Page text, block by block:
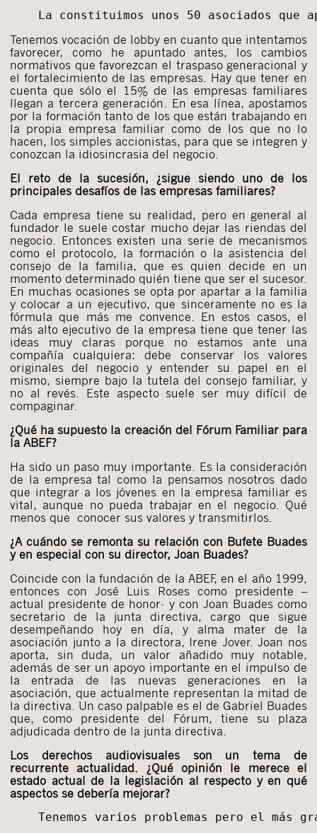
La constituimos unos 50 asociados que
Tenemos vocación de lobby en cuanto que intentamos
favorecer, como he apuntado antes, los cambios
normativos que favorezcan el traspaso generacional y
el fortalecimiento de las empresas. Hay que tener en
cuenta que sólo el 15% de las empresas familiares
llegan a tercera generación. En esa línea, apostamos
por la formación tanto de los que están trabajando en
la propia empresa familiar como de los que no lo
hacen, los simples accionistas, para que se integren y
conozcan la idiosincrasia del negocio.
El reto de la sucesión, ¿sigue siendo uno de los
principales desafíos de las empresas familiares?
Cada empresa tiene su realidad, pero en general al
fundador le suele costar mucho dejar las riendas del
negocio. Entonces existen una serie de mecanismos
como el protocolo, la formación o la asistencia del
consejo de la familia, que es quien decide en un
momento determinado quién tiene que ser el sucesor.
En muchas ocasiones se opta por apartar a la familia
y colocar a un ejecutivo, que sinceramente no es la
fórmula que más me convence. En estos casos, el
más alto ejecutivo de la empresa tiene que tener las
ideas muy claras porque no estamos ante una
compañía cualquiera: debe conservar los valores
originales del negocio y entender su papel en el
mismo, siempre bajo la tutela del consejo familiar, y
no al revés. Este aspecto suele ser muy difícil de
compaginar.
¿Qué ha supuesto la creación del Fórum Familiar para
la ABEF?
Ha sido un paso muy importante. Es la consideración
de la empresa tal como la pensamos nosotros dado
que integrar a los jóvenes en la empresa familiar es
vital, aunque no pueda trabajar en el negocio. Qué
menos que conocer sus valores y transmitirlos.
¿A cuándo se remonta su relación con Bufete Buades
y en especial con su director, Joan Buades?
Coincide con la fundación de la ABEF, en el año 1999,
entonces con José Luis Roses como presidente –
actual presidente de honor- y con Joan Buades como
secretario de la junta directiva, cargo que sigue
desempeñando hoy en día, y alma mater de la
asociación junto a la directora, Irene Jover. Joan nos
aporta, sin duda, un valor añadido muy notable,
además de ser un apoyo importante en el impulso de
la entrada de las nuevas generaciones en la
asociación, que actualmente representan la mitad de
la directiva. Un caso palpable es el de Gabriel Buades
que, como presidente del Fórum, tiene su plaza
adjudicada dentro de la junta directiva.
Los derechos audiovisuales son un tema de
recurrente actualidad. ¿Qué opinión le merece el
estado actual de la legislación al respecto y en qué
aspectos se debería mejorar?
Tenemos varios problemas pero el